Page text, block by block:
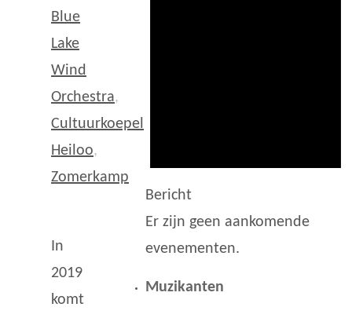
Blue
Lake
Wind
Orchestra,
Cultuurkoepel
Heiloo,
Zomerkamp
In
2019
komt
Bericht
Er zijn geen aankomende
evenementen.
Muzikanten